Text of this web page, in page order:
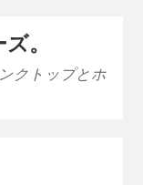
。
クトップとホ